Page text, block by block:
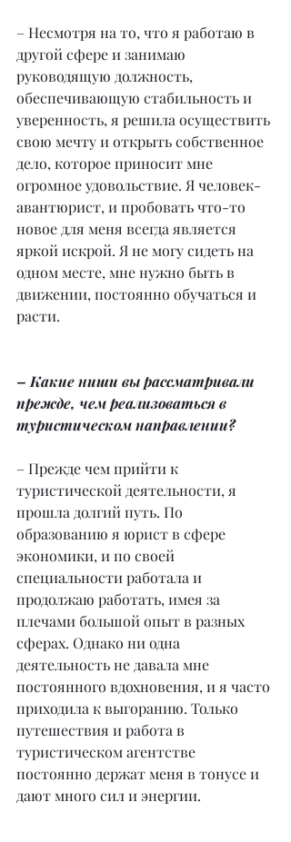
– Несмотря на то, что я работаю в
другой сфере и занимаю
руководящую должность,
обеспечивающую стабильность и
уверенность, я решила осуществить
свою мечту и открыть собственное
дело, которое приносит мне
огромное удовольствие. Я человек-
авантюрист, и пробовать что-то
новое для меня всегда является
яркой искрой. Я не могу сидеть на
одном месте, мне нужно быть в
движении, постоянно обучаться и
расти.
– Какие ниши вы рассматривали
прежде, чем реализоваться в
туристическом направлении?
– Прежде чем прийти к
туристической деятельности, я
прошла долгий путь. По
образованию я юрист в сфере
экономики, и по своей
специальности работала и
продолжаю работать, имея за
плечами большой опыт в разных
сферах. Однако ни одна
деятельность не давала мне
постоянного вдохновения, и я часто
приходила к выгоранию. Только
путешествия и работа в
туристическом агентстве
постоянно держат меня в тонусе и
дают много сил и энергии.